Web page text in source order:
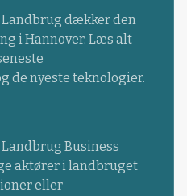
Landbrug dækker den
i Hannover. Læs alt
de nyeste teknologier.
Business
aktører i landbruget
eller